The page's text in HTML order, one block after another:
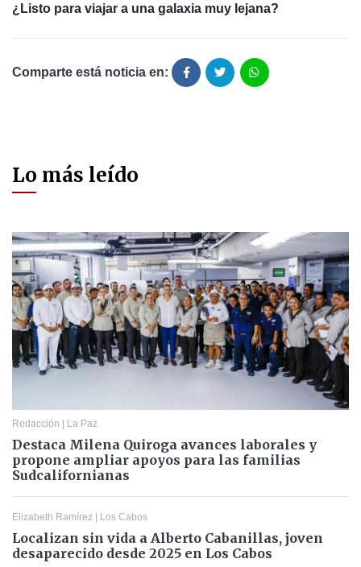
¿Listo para viajar a una galaxia muy lejana?
Comparte está noticia en:
Lo más leído
Redacción La Paz
Destaca Milena Quiroga avances laborales y
propone ampliar apoyos para las familias
Sudcalifornianas
Elizabeth Ramírez Los Cabos
Localizan sin vida a Alberto Cabanillas, joven
desaparecido desde 2025 en Los Cabos